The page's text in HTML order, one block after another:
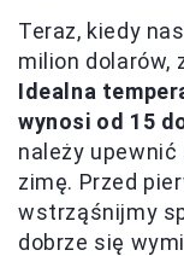
Teraz, kiedy
milion dolarów,
Idealna
wynosi od 15
należy upewnić
zimę. Przed
wstrząśnijmy
dobrze się